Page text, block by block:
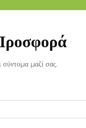
μαζί σας.